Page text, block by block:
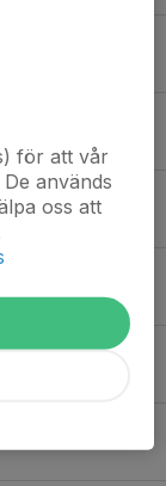
för att vår
används
oss att